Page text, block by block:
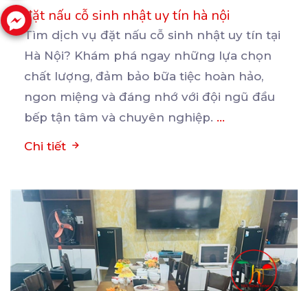
đặt nấu cỗ sinh nhật uy tín hà nội
Tìm dịch vụ đặt nấu cỗ sinh nhật uy tín tại
Hà Nội? Khám phá ngay những lựa chọn
chất lượng, đảm bảo bữa tiệc hoàn hảo,
ngon miệng và đáng nhớ với đội ngũ đầu
bếp tận tâm và chuyên nghiệp. ...
Chi tiết